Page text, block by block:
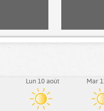
Lun 10 août Mar